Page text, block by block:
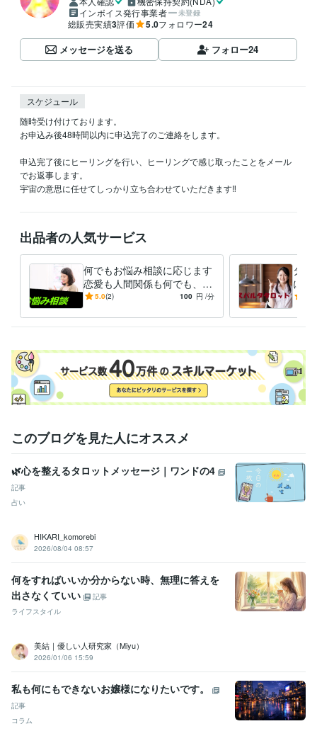
インボイス発行事業者
未登録
総販売実績3評価 5.0フォロワー24
メッセージを送る フォロー24
スケジュール
随時受け付けております。
お申込み後48時間以内に申込完了のご連絡をします。
申込完了後にヒーリングを行い、ヒーリングで感じ取ったことをメール
でお返事します。
宇宙の意思に任せてしっかり立ち合わせていただきます‼
出品者の人気サービス
何でもお悩み相談に応じます
恋愛も人間関係も何でも、歴
25年の私にお任せあれ‼️✨
5.0(2) 100 円 /分
タロ
にな
在意
このブログを見た人にオススメ
🌿心を整えるタロットメッセージ｜ワンドの4
記事
占い
HIKARI_komorebi
2026/08/04 08:57
何をすればいいか分からない時、無理に答えを
出さなくていい
記事
ライフスタイル
美結｜優しい人研究家（Miyu）
2026/01/06 15:59
私も何にもできないお嬢様になりたいです。
記事
コラム